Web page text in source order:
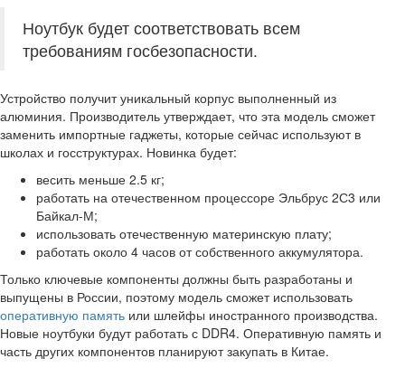
Ноутбук будет соответствовать всем
требованиям госбезопасности.
Устройство получит уникальный корпус выполненный из
алюминия. Производитель утверждает, что эта модель сможет
заменить импортные гаджеты, которые сейчас используют в
школах и госструктурах. Новинка будет:
весить меньше 2.5 кг;
работать на отечественном процессоре Эльбрус 2С3 или
Байкал-М;
использовать отечественную материнскую плату;
работать около 4 часов от собственного аккумулятора.
Только ключевые компоненты должны быть разработаны и
выпущены в России, поэтому модель сможет использовать
оперативную память или шлейфы иностранного производства.
Новые ноутбуки будут работать с DDR4. Оперативную память и
часть других компонентов планируют закупать в Китае.